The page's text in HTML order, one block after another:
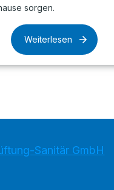
sorgen.
Weiterlesen
Sanitär GmbH